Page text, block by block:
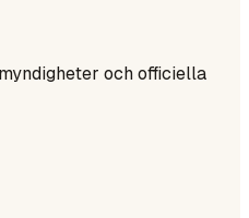
och officiella